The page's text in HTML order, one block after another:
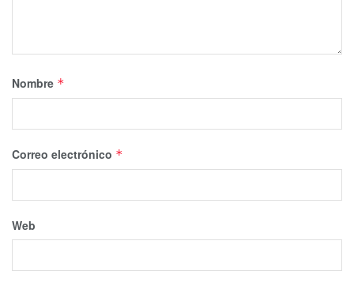
Nombre *
Correo electrónico *
Web